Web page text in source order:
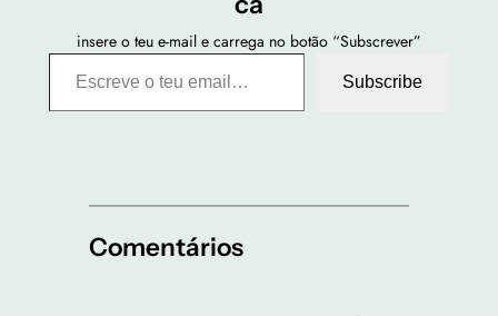
insere o teu e-mail e carrega no botão “Subscrever”
Escreve o teu email…
Subscribe
Comentários